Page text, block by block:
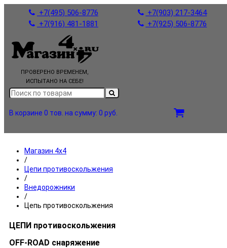
ПРОВЕРЕНО ВРЕМЕНЕМ,
ИСПЫТАНО НА СЕБЕ!
+7(495) 506-8776
+7(903) 217-3464
+7(916) 481-1881
+7(925) 506-8776
В корзине 0 тов. на сумму: 0 руб.
Магазин 4x4
/
Цепи противоскольжения
/
Внедорожники
/
Цепь противоскольжения
ЦЕПИ противоскольжения
OFF-ROAD снаряжение